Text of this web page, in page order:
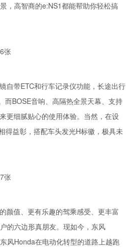
，高智商的e:NS1都能帮助你轻松搞
自带ETC和行车记录仪功能，长途出行
而BOSE音响、高隔热全景天幕、支持
更细腻贴心的使用体验。当然，在设
得益彰，搭配车头发光H标徽，极具未
颜值、更有乐趣的驾乘感受、更丰富
的六边形真朋友。现如今，东风
风Honda在电动化转型的道路上越跑